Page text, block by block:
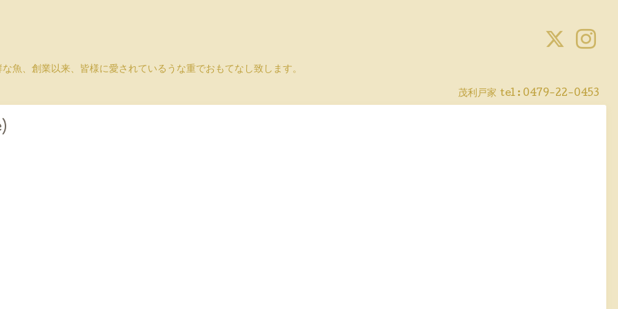
、創業以来、皆様に愛されているうな重でおもてなし致します。
茂利戸家 tel : 0479-22-0453